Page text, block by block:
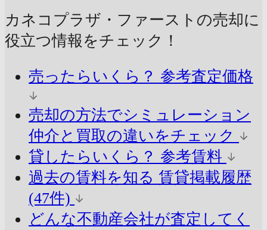
カネコプラザ・ファーストの売却に
役立つ情報をチェック！
売ったらいくら？ 参考査定価格
売却の方法でシミュレーション
仲介と買取の違いをチェック
貸したらいくら？ 参考賃料
過去の賃料を知る 賃貸掲載履歴
(47件)
どんな不動産会社が査定してく